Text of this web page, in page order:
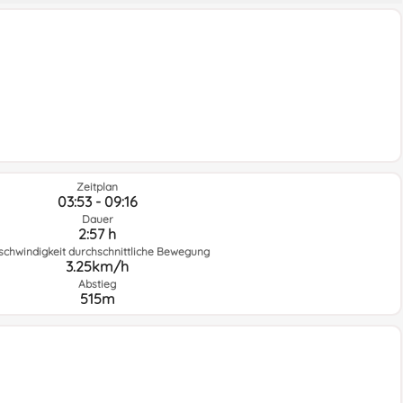
Zeitplan
03:53 - 09:16
Dauer
2:57 h
durchschnittliche Bewegung
3.25km/h
Abstieg
515m